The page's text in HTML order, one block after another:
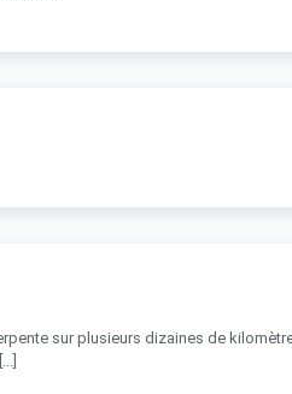
sur plusieurs dizaines de